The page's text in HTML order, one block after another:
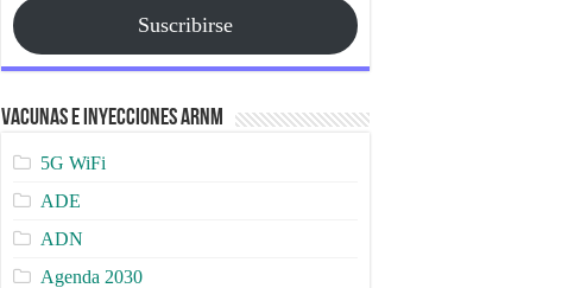
Suscribirse
Vacunas e Inyecciones ARNm
5G WiFi
ADE
ADN
Agenda 2030